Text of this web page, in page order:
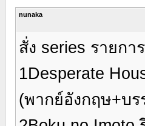
nunaka
สั่ง series รายกา
1Desperate
(พากย์อังกฤษ+บ